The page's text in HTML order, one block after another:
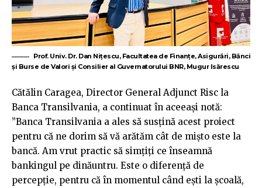
Prof. Univ. Dr. Dan Nițescu, Facultatea de Finanțe, Asigurări, Bănci
și Burse de Valori și Consilier al Guvernatorului BNR, Mugur Isărescu
Cătălin Caragea, Director General Adjunct Risc la
Banca Transilvania, a continuat în aceeași notă:
”Banca Transilvania a ales să susțină acest proiect
pentru că ne dorim să vă arătăm cât de mișto este la
bancă. Am vrut practic să simțiți ce înseamnă
bankingul pe dinăuntru. Este o diferență de
percepție, pentru că în momentul când ești la școală,